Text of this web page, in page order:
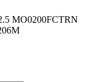
MO0200FCTRN